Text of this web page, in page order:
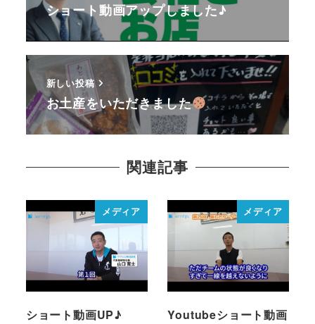
ショート動画アップしました♪
新しい投稿
お土産をいただきました
関連記事
メディア
ショート動画UP♪
メディア
Youtubeショート動画